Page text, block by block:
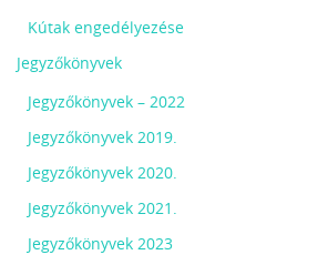
Kútak engedélyezése
Jegyzőkönyvek
Jegyzőkönyvek – 2022
Jegyzőkönyvek 2019.
Jegyzőkönyvek 2020.
Jegyzőkönyvek 2021.
Jegyzőkönyvek 2023